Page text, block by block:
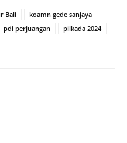
Bali
koamn gede sanjaya
pdi perjuangan
pilkada 2024